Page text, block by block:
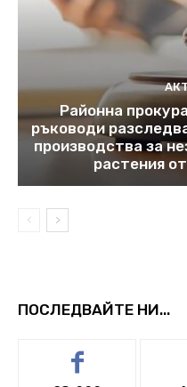
Районна
ръководи
производства за
растения
ПОСЛЕДВАЙТЕ НИ...